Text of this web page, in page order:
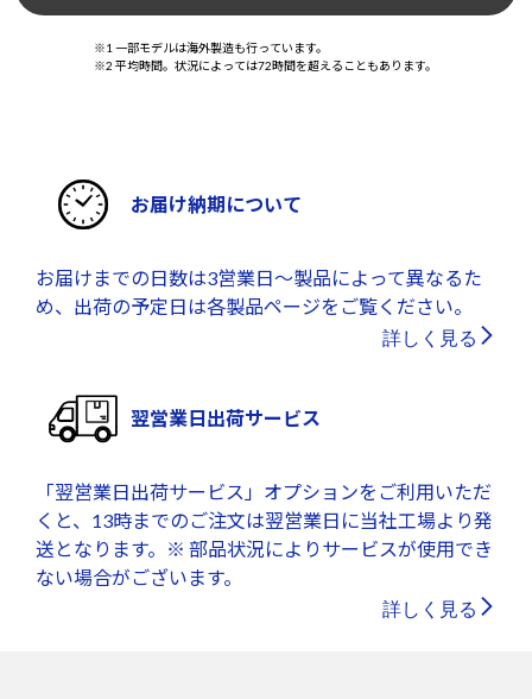
※1 一部モデルは海外製造も行っています。
※2 平均時間。状況によっては72時間を超えることもあります。
お届け納期について
お届けまでの日数は3営業日～製品によって異なるた
め、出荷の予定日は各製品ページをご覧ください。
詳しく見る
翌営業日出荷サービス
「翌営業日出荷サービス」オプションをご利用いただ
くと、13時までのご注文は翌営業日に当社工場より発
送となります。※ 部品状況によりサービスが使用でき
ない場合がございます。
詳しく見る